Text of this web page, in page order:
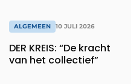
ALGEMEEN 10 JULI 2026
DER KREIS: “De kracht
van het collectief”